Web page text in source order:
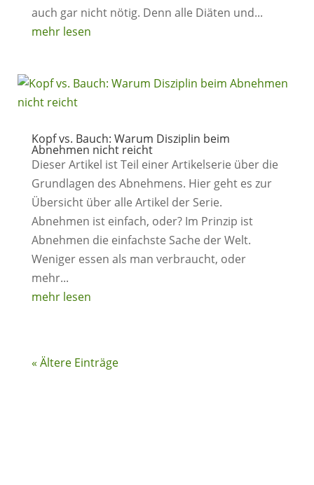
auch gar nicht nötig. Denn alle Diäten und...
mehr lesen
Kopf vs. Bauch: Warum Disziplin beim
Abnehmen nicht reicht
Dieser Artikel ist Teil einer Artikelserie über die
Grundlagen des Abnehmens. Hier geht es zur
Übersicht über alle Artikel der Serie.
Abnehmen ist einfach, oder? Im Prinzip ist
Abnehmen die einfachste Sache der Welt.
Weniger essen als man verbraucht, oder
mehr...
mehr lesen
« Ältere Einträge